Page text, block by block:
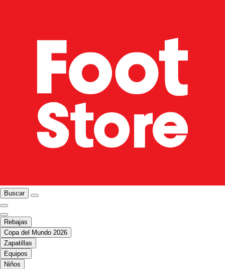
Buscar
Rebajas
Copa del Mundo 2026
Zapatillas
Equipos
Niños